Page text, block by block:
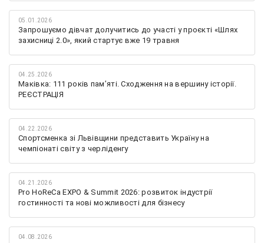
05.01.2026
Запрошуємо дівчат долучитись до участі у проєкті «Шлях
захисниці 2.0», який стартує вже 19 травня
04.25.2026
Маківка: 111 років пам’яті. Сходження на вершину історії.
РЕЄСТРАЦІЯ
04.22.2026
Спортсменка зі Львівщини представить Україну на
чемпіонаті світу з черліденгу
04.21.2026
Pro HoReCa EXPO & Summit 2026: розвиток індустрії
гостинності та нові можливості для бізнесу
04.08.2026